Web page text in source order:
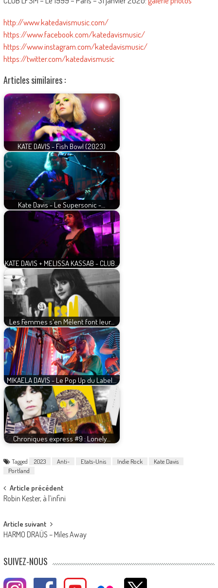
http://www.katedavismusic.com/
https://www.facebook.com/katedavismusic/
https://www.instagram.com/katedavismusic/
https://twitter.com/katedavismusic
Articles similaires :
KATE DAVIS - Fish Bowl (2023)
Kate Davis - Le Supersonic -…
KATE DAVIS + MELISSA KASSAB - CLUB…
Les Femmes s'en Mêlent font leur…
MIKAELA DAVIS - Le Pop Up du Label…
Chroniques express #9 : Lonely…
Tagged 2023 Anti- Etats-Unis Indie Rock
Kate Davis
Portland
Post
navigation
Article précédent
Robin Kester, à l’infini
Article suivant
HARMO DRAÜS – Miles Away
SUIVEZ-NOUS